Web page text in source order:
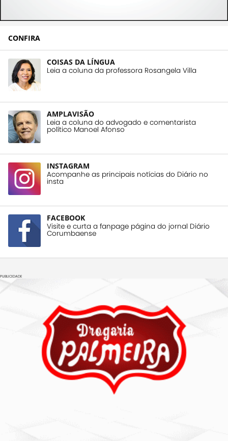
CONFIRA
COISAS DA LÍNGUA
Leia a coluna da professora Rosangela Villa
AMPLAVISÃO
Leia a coluna do advogado e comentarista
político Manoel Afonso
INSTAGRAM
Acompanhe as principais notícias do Diário no
insta
FACEBOOK
Visite e curta a fanpage página do jornal Diário
Corumbaense
PUBLICIDADE